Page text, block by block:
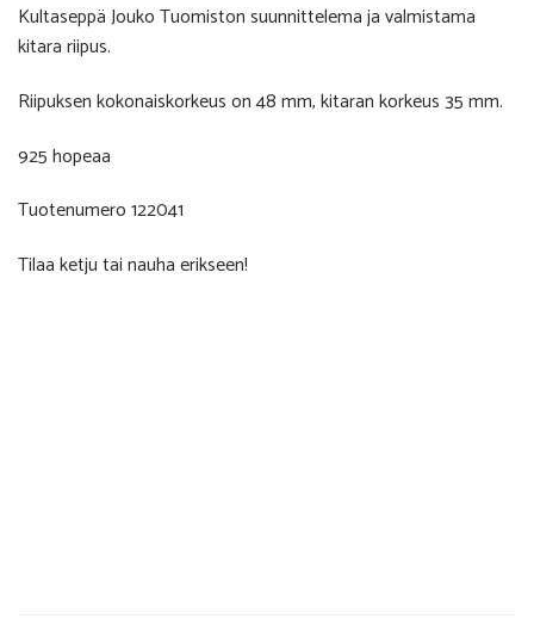
Kultaseppä Jouko Tuomiston suunnittelema ja valmistama
kitara riipus.
Riipuksen kokonaiskorkeus on 48 mm, kitaran korkeus 35 mm.
925 hopeaa
Tuotenumero 122041
Tilaa ketju tai nauha erikseen!